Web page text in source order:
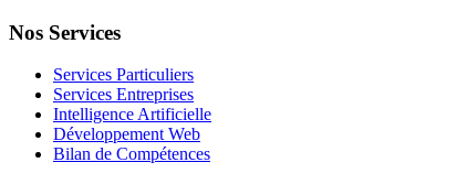
Nos Services
Services Particuliers
Services Entreprises
Intelligence Artificielle
Développement Web
Bilan de Compétences